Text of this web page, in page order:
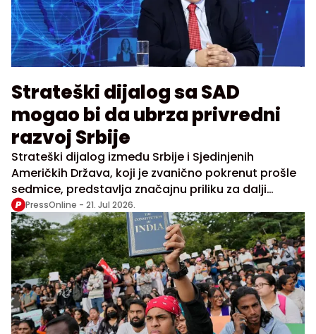
Strateški dijalog sa SAD
mogao bi da ubrza privredni
razvoj Srbije
Strateški dijalog između Srbije i Sjedinjenih
Američkih Država, koji je zvanično pokrenut prošle
sedmice, predstavlja značajnu priliku za dalji
privredni razvoj zemlje i jačanje ekonomskih veza,
ocenio je generalni direktor Telekoma Srbija
Vladimir Lučić nakon radne posete Vašingtonu.
PressOnline - 21. Jul 2026.